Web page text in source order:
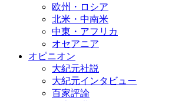
欧州・ロシア
北米・中南米
中東・アフリカ
オセアニア
オピニオン
大紀元社説
大紀元インタビュー
百家評論